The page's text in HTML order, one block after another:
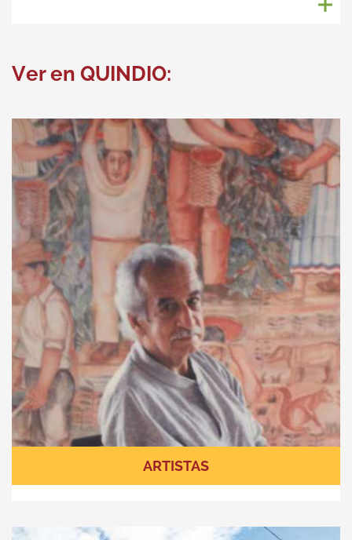
Ver en QUINDIO:
ARTISTAS